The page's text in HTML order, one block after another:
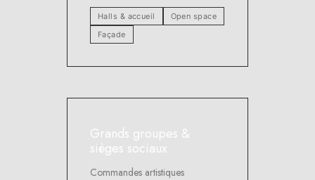
Halls & accueil
Open space
Façade
Grands groupes &
sièges sociaux
Commandes artistiques